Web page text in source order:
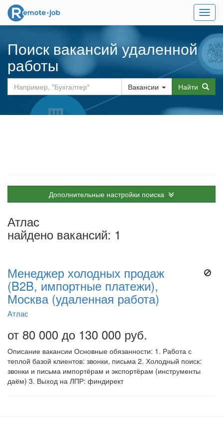
Меню
Поиск вакансий удаленной
работы
Вакансии Найти
Дополнительные настройки поиска
Атлас
найдено вакансий: 1
Менеджер холодных продаж
(B2B, импортные платежи),
Москва (удаленная работа)
Атлас
от 80 000 до 130 000 руб.
Описание вакансии Основные обязанности: 1. Работа с
теплой базой клиентов: звонки, письма 2. Холодный поиск:
звонки и письма импортёрам и экспортёрам (инструменты
даём) 3. Выход на ЛПР: финдирект